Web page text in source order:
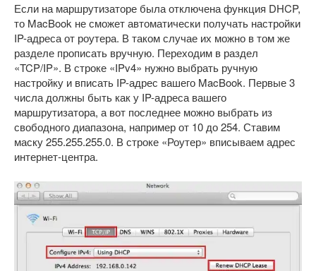
Если на маршрутизаторе была отключена функция DHCP,
то MacBook не сможет автоматически получать настройки
IP-адреса от роутера. В таком случае их можно в том же
разделе прописать вручную. Переходим в раздел
«TCP/IP». В строке «IPv4» нужно выбрать ручную
настройку и вписать IP-адрес вашего MacBook. Первые 3
числа должны быть как у IP-адреса вашего
маршрутизатора, а вот последнее можно выбрать из
свободного диапазона, например от 10 до 254. Ставим
маску 255.255.255.0. В строке «Роутер» вписываем адрес
интернет-центра.